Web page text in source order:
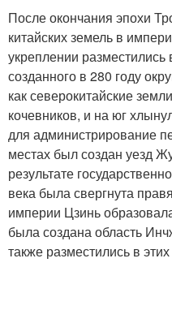
После окончания эпохи
китайских земель в
укреплении
созданного в 280 году
как северокитайские
кочевников, и на юг
для администрирование
местах был создан уезд
результате
века была свергнута
империи Цзинь
была создана область
также разместились в